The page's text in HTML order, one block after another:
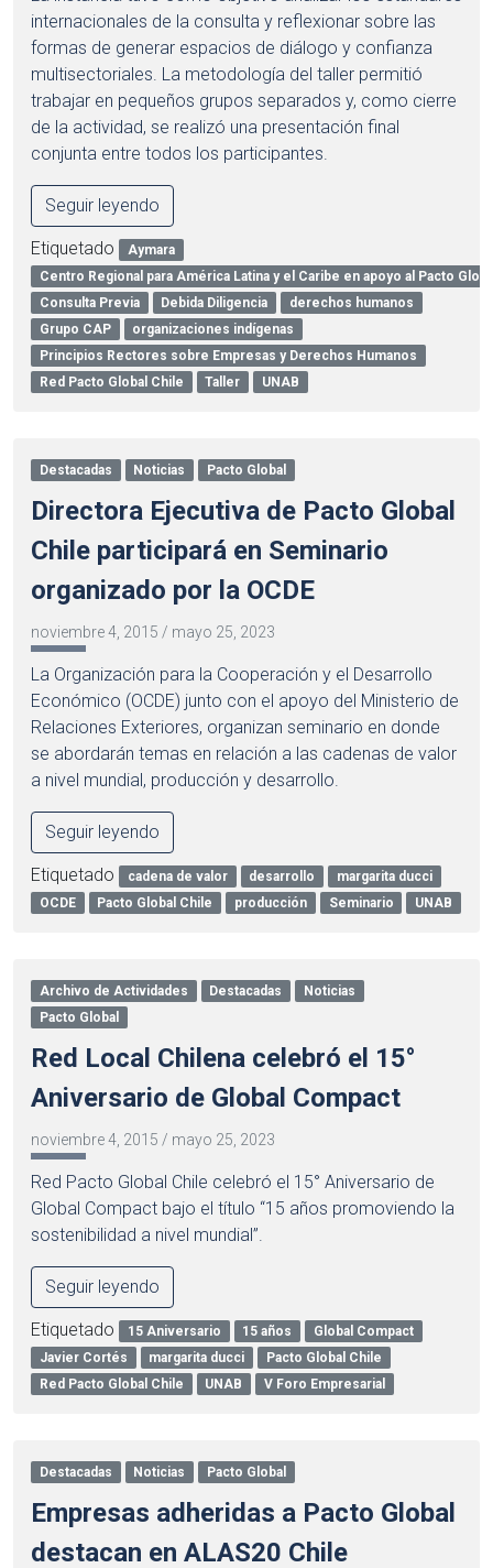
internacionales de la consulta y reflexionar sobre las
formas de generar espacios de diálogo y confianza
multisectoriales. La metodología del taller permitió
trabajar en pequeños grupos separados y, como cierre
de la actividad, se realizó una presentación final
conjunta entre todos los participantes.
Seguir leyendo
Etiquetado
Aymara
Centro Regional para América Latina y el Caribe en apoyo al Pacto
Consulta Previa
Debida Diligencia
derechos humanos
Grupo CAP
organizaciones indígenas
Principios Rectores sobre Empresas y Derechos Humanos
Red Pacto Global Chile
Taller UNAB
Destacadas Noticias Pacto Global
Directora Ejecutiva de Pacto Global
Chile participará en Seminario
organizado por la OCDE
noviembre 4, 2015 / mayo 25, 2023
La Organización para la Cooperación y el Desarrollo
Económico (OCDE) junto con el apoyo del Ministerio de
Relaciones Exteriores, organizan seminario en donde
se abordarán temas en relación a las cadenas de valor
a nivel mundial, producción y desarrollo.
Seguir leyendo
Etiquetado cadena de valor desarrollo
margarita ducci
OCDE
Pacto Global Chile producción Seminario UNAB
Archivo de Actividades Destacadas
Noticias
Pacto Global
Red Local Chilena celebró el 15°
Aniversario de Global Compact
noviembre 4, 2015 / mayo 25, 2023
Red Pacto Global Chile celebró el 15° Aniversario de
Global Compact bajo el título “15 años promoviendo la
sostenibilidad a nivel mundial”.
Seguir leyendo
Etiquetado 15 Aniversario 15 años
Global Compact
Javier Cortés
margarita ducci
Pacto Global Chile
Red Pacto Global Chile
UNAB V Foro Empresarial
Destacadas Noticias Pacto Global
Empresas adheridas a Pacto Global
destacan en ALAS20 Chile